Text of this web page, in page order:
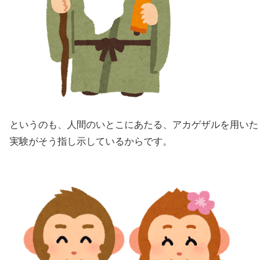
というのも、人間のいとこにあたる、アカゲザルを用いた
実験がそう指し示しているからです。